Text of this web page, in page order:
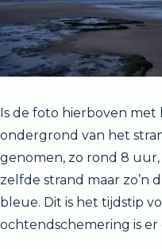
Is de foto hierboven met
ondergrond van het
genomen, zo rond 8
zelfde strand maar zo’n
bleue. Dit is het tijdstip
ochtendschemering is er